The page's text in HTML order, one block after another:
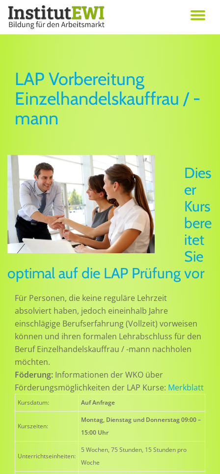
Skip
to
LAP Vorbereitung
Einzelhandelskauffrau / -
mann
Dies
er
Kurs
bere
itet
Sie
optimal auf die LAP Prüfung vor
Für Personen, die keine reguläre Lehrzeit
absolviert haben, jedoch eineinhalb Jahre
einschlägige Berufserfahrung (Vollzeit) vorweisen
können und ihren formalen Lehrabschluss für den
Beruf Einzelhandelskauffrau / -mann nachholen
möchten.
Föderung: Informationen der WKO über
Förderungsmöglichkeiten der LAP Kurse: Merkblatt
Kursdatum: Auf Anfrage
Kurszeiten:
Montag, Dienstag und Donnerstag 09:00 –
15:00 Uhr
Unterrichtseinheiten:
5 Wochen, 75 Stunden, 15 Stunden pro
Woche